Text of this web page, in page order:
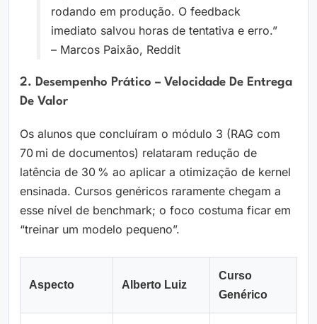
rodando em produção. O feedback
imediato salvou horas de tentativa e erro.”
– Marcos Paixão, Reddit
2. Desempenho Prático – Velocidade De Entrega
De Valor
Os alunos que concluíram o módulo 3 (RAG com
70 mi de documentos) relataram redução de
latência de 30 % ao aplicar a otimização de kernel
ensinada. Cursos genéricos raramente chegam a
esse nível de benchmark; o foco costuma ficar em
“treinar um modelo pequeno”.
Aspecto Alberto Luiz
Curso
Genérico